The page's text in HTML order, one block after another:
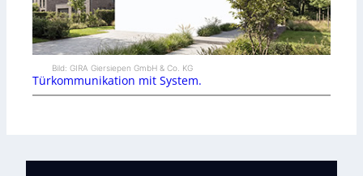
Bild: GIRA Giersiepen GmbH & Co. KG
Türkommunikation mit System.